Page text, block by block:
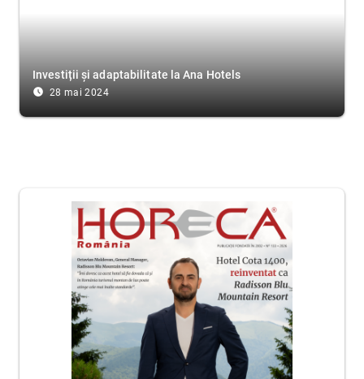
Investiții și adaptabilitate la Ana Hotels
access_time_filled 28 mai 2024